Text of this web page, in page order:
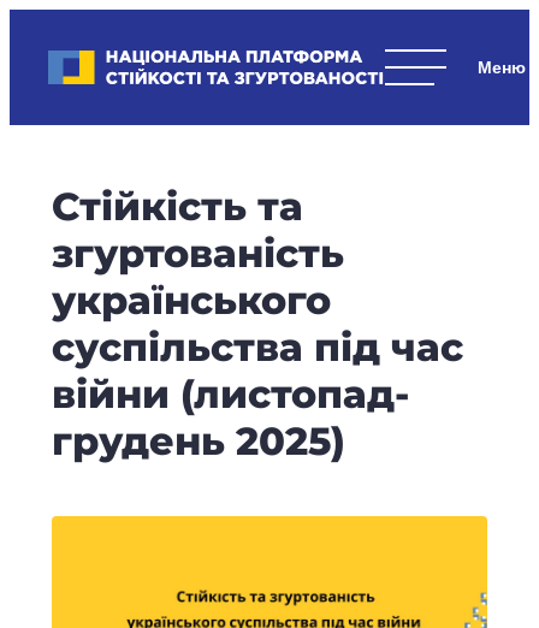
content
Національна платформа стійкості та згуртованості
стратегічні
стійкість
держави
та
суспільства,
згуртованість
та
єдність.
Стійкість та
згуртованість
українського
суспільства під час
війни (листопад-
грудень 2025)